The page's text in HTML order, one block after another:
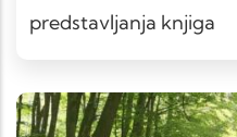
predstavljanja knjiga